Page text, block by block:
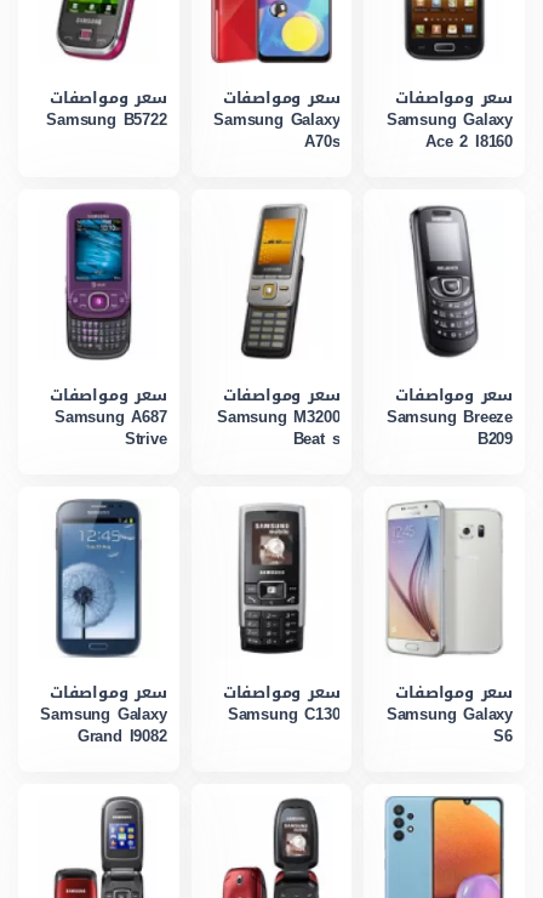
سعر ومواصفات
Samsung Galaxy
Ace 2 I8160
سعر ومواصفات
Samsung Galaxy
A70s
سعر ومواصفات
Samsung B5722
سعر ومواصفات
Samsung Breeze
B209
سعر ومواصفات
Samsung M3200
Beat s
سعر ومواصفات
Samsung A687
Strive
سعر ومواصفات
Samsung Galaxy
S6
سعر ومواصفات
Samsung C130
سعر ومواصفات
Samsung Galaxy
Grand I9082